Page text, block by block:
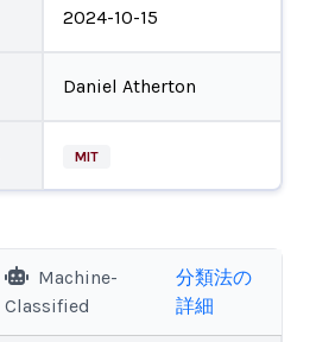
2024-10-15
Daniel Atherton
MIT
Machine-
Classified
分類法の
詳細